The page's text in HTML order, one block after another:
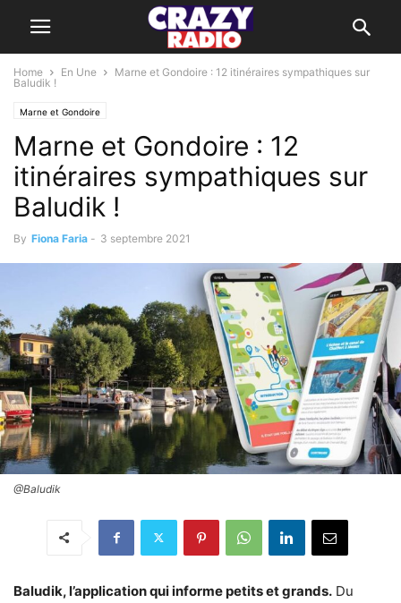
Home En Une
Marne et Gondoire : 12 itinéraires sympathiques sur
Baludik !
Marne et Gondoire
Marne et Gondoire : 12
itinéraires sympathiques sur
Baludik !
By Fiona Faria - 3 septembre 2021
@Baludik
Baludik, l’application qui informe petits et grands. Du